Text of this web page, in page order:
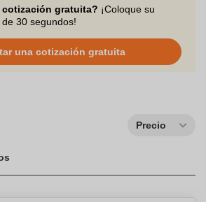
con múltiples bolsillos, están destinados
de técnicos, trabajadores o artesanos,
permiten libertad de movimiento. No
nuestro equipo de atención al cliente, si
o tienes una consulta sobre un producto
gratuita? ¡Coloque su
30 segundos!
una cotización gratuita
Precio